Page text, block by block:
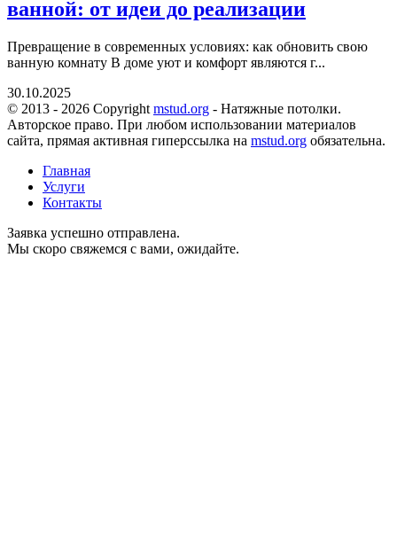
ванной: от идеи до реализации
Превращение в современных условиях: как обновить свою
ванную комнату В доме уют и комфорт являются г...
30.10.2025
© 2013 - 2026 Copyright mstud.org - Натяжные потолки.
Авторское право. При любом использовании материалов
сайта, прямая активная гиперссылка на mstud.org обязательна.
Главная
Услуги
Контакты
Заявка успешно отправлена.
Мы скоро свяжемся с вами, ожидайте.